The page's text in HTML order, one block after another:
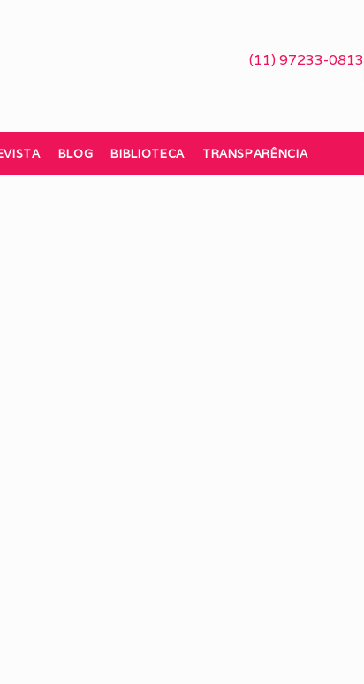
(11) 97233-0813
BLOG BIBLIOTECA TRANSPARÊNCIA